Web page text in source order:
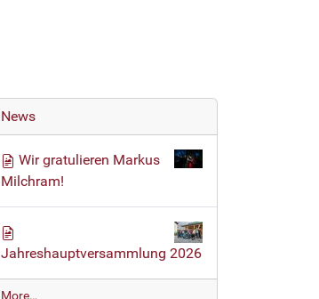
News
Wir gratulieren Markus
Milchram!
Jahreshauptversammlung 2026
N
More…